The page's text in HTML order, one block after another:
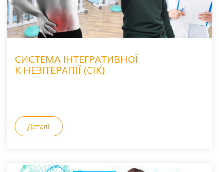
СИСТЕМА ІНТЕГРАТИВНОЇ
КІНЕЗІТЕРАПІЇ (СІК)
Деталі